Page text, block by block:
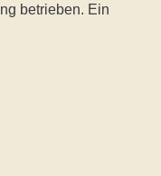
betrieben. Ein